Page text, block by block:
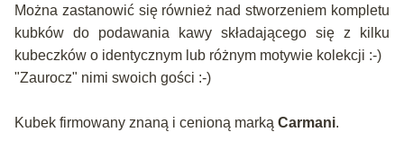
Można zastanowić się również nad stworzeniem kompletu
kubków do podawania kawy składającego się z kilku
kubeczków o identycznym lub różnym motywie kolekcji :-)
"Zaurocz" nimi swoich gości :-)
Kubek firmowany znaną i cenioną marką Carmani.